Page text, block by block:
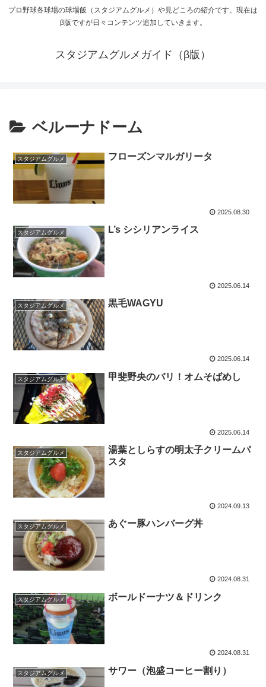
プロ野球各球場の球場飯（スタジアムグルメ）や見どころの紹介です。現在は
β版ですが日々コンテンツ追加していきます。
スタジアムグルメガイド（β版）
ベルーナドーム
スタジアムグルメ フローズンマルガリータ
2025.08.30
スタジアムグルメ L’s シシリアンライス
2025.06.14
スタジアムグルメ 黒毛WAGYU
2025.06.14
スタジアムグルメ 甲斐野央のバリ！オムそばめし
2025.06.14
スタジアムグルメ
湯葉としらすの明太子クリームパ
スタ
2024.09.13
スタジアムグルメ あぐー豚ハンバーグ丼
2024.08.31
スタジアムグルメ ボールドーナツ＆ドリンク
2024.08.31
スタジアムグルメ サワー（泡盛コーヒー割り）